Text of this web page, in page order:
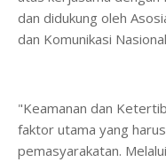
dan didukung oleh
dan Komunikasi
"Keamanan dan
faktor utama yang
pemasyarakatan.